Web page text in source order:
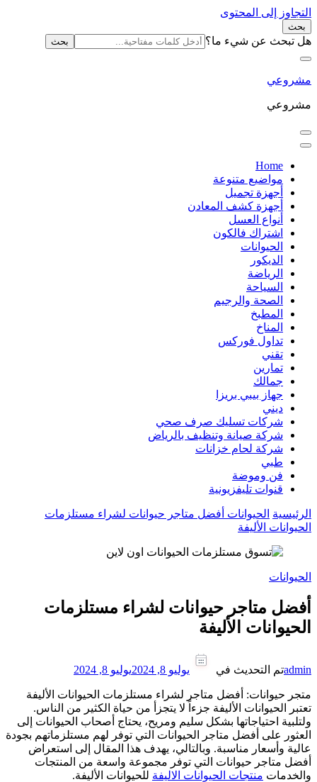
التجاوز إلى المحتوى
بحث
البحث
هل تبحث عن شيء ما؟
مشروعي
مشروعي
Home
مواضيع متنوعة
أجهزة تجميل
أجهزة كشف المعادن
أنواع العسل
اشتراك فالكون
الحيوانات
الديكور
الرياضة
السياحة
الصحة والرجيم
المطبخ
المناخ
تداول فوركس
تقني
تمارين
جمالك
جهاز بيبي بريزا
ديني
شركات تسليك صرف صحي
شركة صيانة وتنظيف بالرياض
شركة لحام خزانات
طبي
فن وموضة
قنوات تليفزيونية
الرئيسية الحيوانات أفضل متاجر حيوانات لشراء مستلزمات
الحيوانات الأليفة
الحيوانات
أفضل متاجر حيوانات لشراء مستلزمات
الحيوانات الأليفة
adminتم التحديث في يوليو 8, 2024 يوليو 8, 2024
متجر حيوانات: أفضل متاجر لشراء مستلزمات الحيوانات الأليفة
تعتبر الحيوانات الأليفة جزءاً لا يتجزأ من حياة الكثير من الناس.
ولتلبية احتياجاتها بشكل سليم ومريح، يحتاج أصحاب الحيوانات إلى
العثور على أفضل متاجر الحيوانات التي توفر لهم مستلزماتهم بجودة
عالية وأسعار مناسبة. وبالتالي، يهدف هذا المقال إلى استعراض
أفضل متاجر حيوانات التي توفر مجموعة واسعة من المنتجات
والخدمات منتجات الحيوانات الاليفة للحيوانات الأليفة.